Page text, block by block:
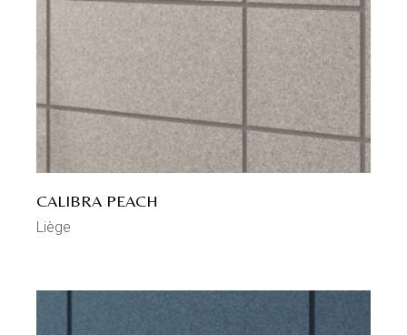
CALIBRA PEACH
Liège